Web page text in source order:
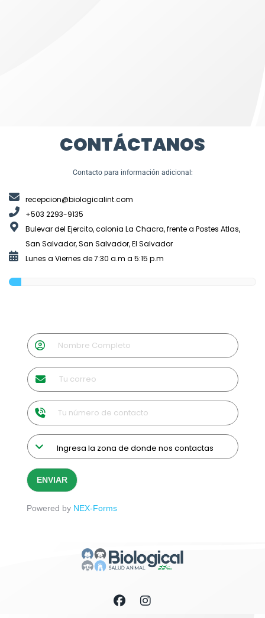
CONTÁCTANOS
Contacto para información adicional:
recepcion@biologicalint.com
+503 2293-9135
Bulevar del Ejercito, colonia La Chacra, frente a Postes Atlas,
San Salvador, San Salvador, El Salvador
Lunes a Viernes de 7:30 a.m a 5:15 p.m
ENVIAR
Powered by NEX-Forms